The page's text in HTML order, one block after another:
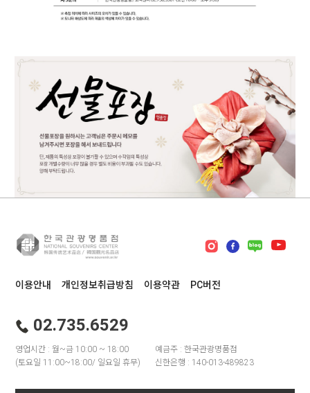
이용안내 개인정보취급방침 이용약관 PC버전
02.735.6529
영업시간 : 월~금 10:00 ~ 18:00
(토요일 11:00~18:00/ 일요일 휴무)
예금주 : 한국관광명품점
신한은행 : 140-013-489823